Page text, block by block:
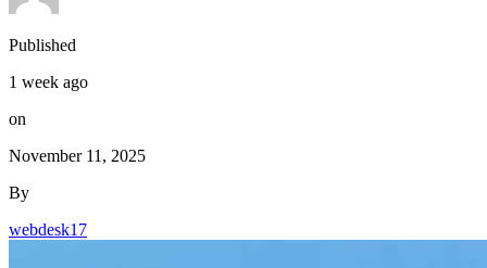
Published
1 week ago
on
November 11, 2025
By
webdesk17